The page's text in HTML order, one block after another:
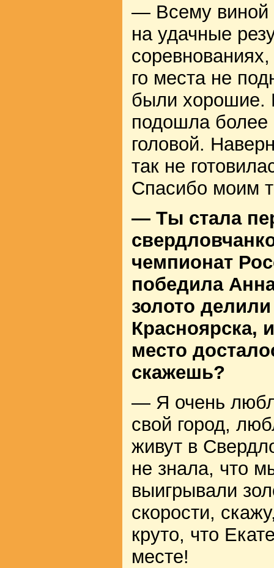
— Всему виной
на удачные
го места не
были хорошие.
подошла более
головой.
так не
Спасибо моим
— Ты стала
чемпионат
победила
золото
Красноярска,
место
скажешь?
— Я очень
свой город,
живут в
не знала, что
выигрывали
скорости,
круто, что
месте!